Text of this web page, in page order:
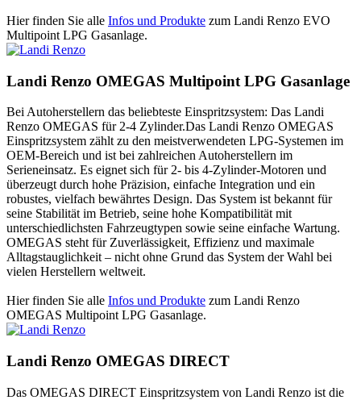
Hier finden Sie alle Infos und Produkte zum Landi Renzo EVO
Multipoint LPG Gasanlage.
Landi Renzo OMEGAS Multipoint LPG Gasanlage
Bei Autoherstellern das beliebteste Einspritzsystem: Das Landi
Renzo OMEGAS für 2-4 Zylinder.Das Landi Renzo OMEGAS
Einspritzsystem zählt zu den meistverwendeten LPG-Systemen im
OEM-Bereich und ist bei zahlreichen Autoherstellern im
Serieneinsatz. Es eignet sich für 2- bis 4-Zylinder-Motoren und
überzeugt durch hohe Präzision, einfache Integration und ein
robustes, vielfach bewährtes Design. Das System ist bekannt für
seine Stabilität im Betrieb, seine hohe Kompatibilität mit
unterschiedlichsten Fahrzeugtypen sowie seine einfache Wartung.
OMEGAS steht für Zuverlässigkeit, Effizienz und maximale
Alltagstauglichkeit – nicht ohne Grund das System der Wahl bei
vielen Herstellern weltweit.
Hier finden Sie alle Infos und Produkte zum Landi Renzo
OMEGAS Multipoint LPG Gasanlage.
Landi Renzo OMEGAS DIRECT
Das OMEGAS DIRECT Einspritzsystem von Landi Renzo ist die